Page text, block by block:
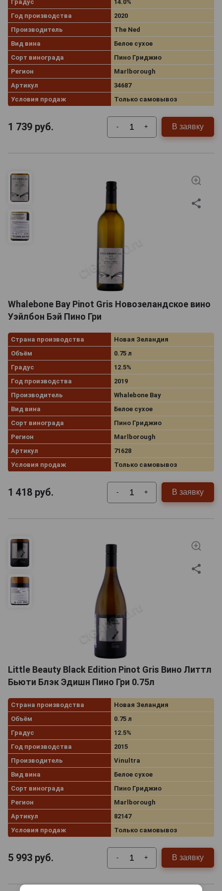
Градус
14.0%
Год производства
2020
Производитель
The Ned
Вид вина
Белое сухое
Сорт винограда
Пино Гриджио
Регион
Marlborough
Артикул
34687
Условия продаж
Только самовывоз
1 739 руб. - + В заявку
Whalebone Bay Pinot Gris Новозеландское вино
Уэйлбон Бэй Пино Гри
Страна производства
Новая Зеландия
Объём
0.75 л
Градус
12.5%
Год производства
2019
Производитель
Whalebone Bay
Вид вина
Белое сухое
Сорт винограда
Пино Гриджио
Регион
Marlborough
Артикул
71628
Условия продаж
Только самовывоз
1 418 руб. - + В заявку
Little Beauty Black Edition Pinot Gris Вино Литтл
Бьюти Блэк Эдишн Пино Гри 0.75л
Страна производства
Новая Зеландия
Объём
0.75 л
Градус
12.5%
Год производства
2015
Производитель
Vinultra
Вид вина
Белое сухое
Сорт винограда
Пино Гриджио
Регион
Marlborough
Артикул
82147
Условия продаж
Только самовывоз
5 993 руб. - + В заявку